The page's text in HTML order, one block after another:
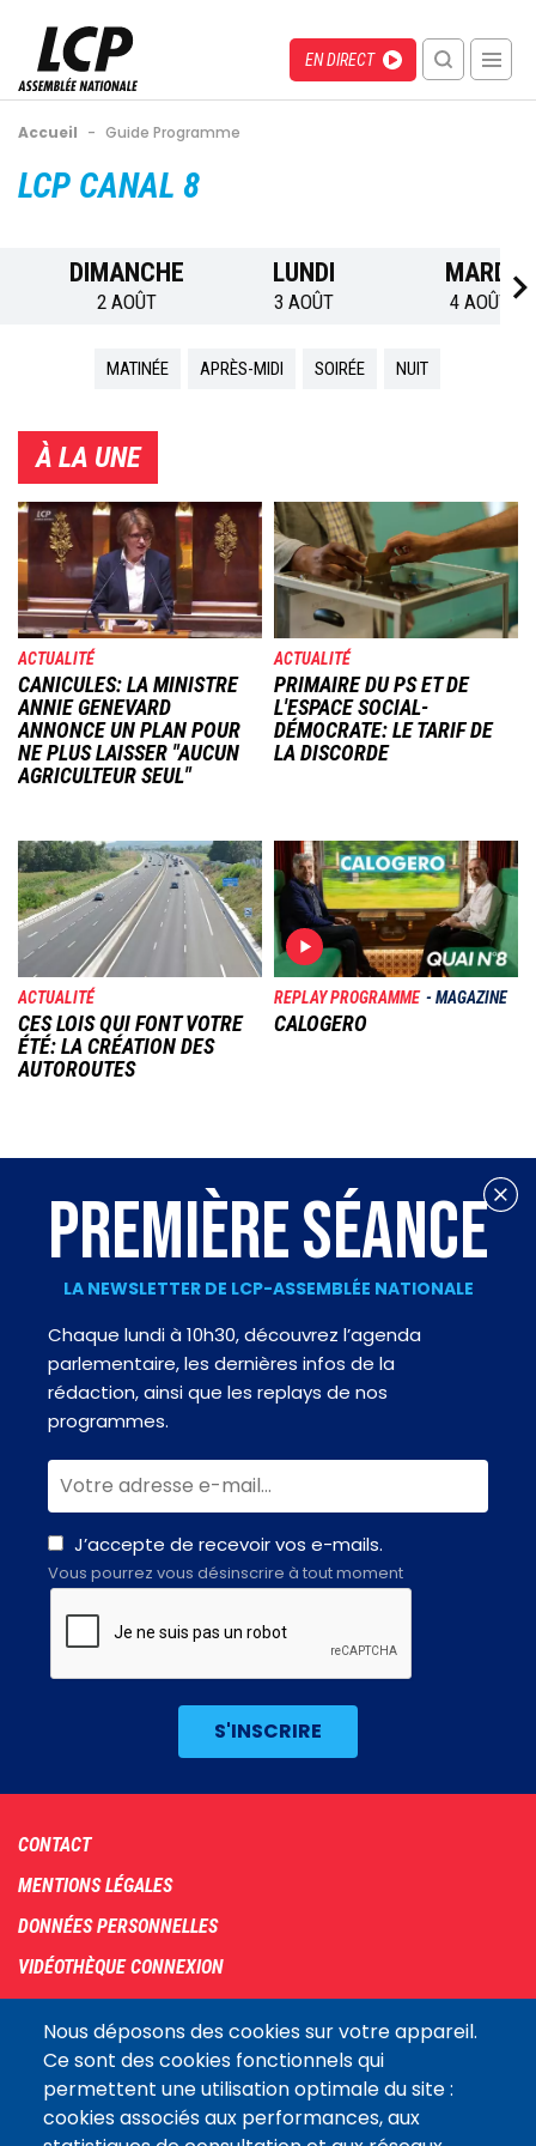
contenu
principal
Menu
recherche
mobile
Direct
EN DIRECT
Fil
Accueil - Guide Programme
Back
LCP CANAL 8
DIMANCHE
2 AOÛT
LUNDI
3 AOÛT
MARDI
4 AOÛT
MATINÉE APRÈS-MIDI SOIRÉE NUIT
À LA UNE
Image
ACTUALITÉ
CANICULES: LA MINISTRE
ANNIE GENEVARD
ANNONCE UN PLAN POUR
NE PLUS LAISSER "AUCUN
AGRICULTEUR SEUL"
Image
ACTUALITÉ
PRIMAIRE DU PS ET DE
L'ESPACE SOCIAL-
DÉMOCRATE: LE TARIF DE
LA DISCORDE
Image
ACTUALITÉ
CES LOIS QUI FONT VOTRE
ÉTÉ: LA CRÉATION DES
AUTOROUTES
Image
REPLAY PROGRAMME MAGAZINE
CALOGERO
Nous déposons des cookies sur votre appareil.
Ce sont des cookies fonctionnels qui
permettent une utilisation optimale du site :
cookies associés aux performances, aux
PREMIÈRE SÉANCE
LA NEWSLETTER DE LCP-ASSEMBLÉE NATIONALE
Chaque lundi à 10h30, découvrez l’agenda
parlementaire, les dernières infos de la
rédaction, ainsi que les replays de nos
programmes.
J’accepte de recevoir vos e-mails.
Vous pourrez vous désinscrire à tout moment
Footer
menu
CONTACT
MENTIONS LÉGALES
DONNÉES PERSONNELLES
VIDÉOTHÈQUE CONNEXION
ARCHIVES
COOKIES
Assemblée